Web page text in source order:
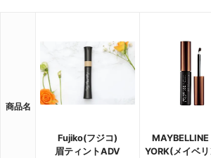
商品名
Fujiko(フジコ)
眉ティントADV
MAYBELLINE
YORK(メイベリ